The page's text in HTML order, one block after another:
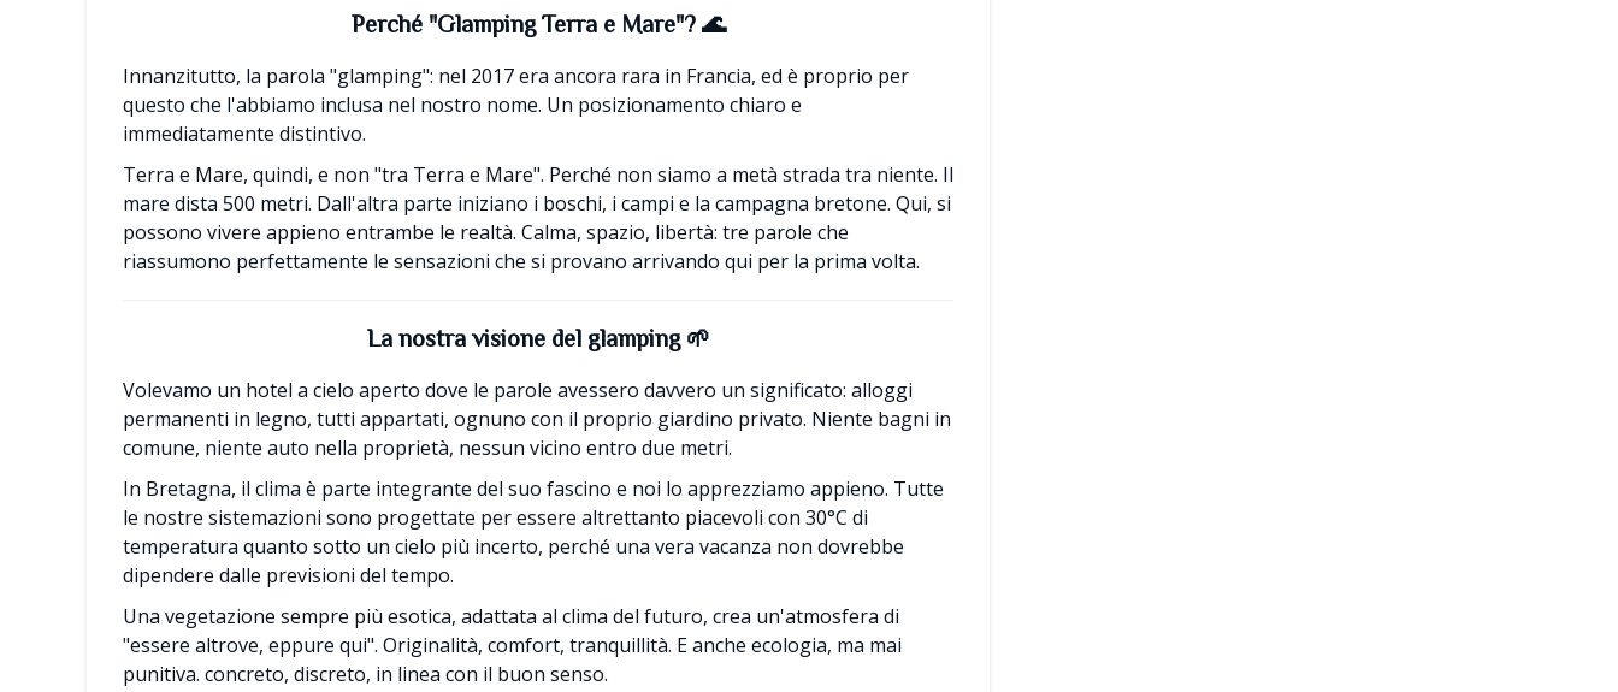
Perché "Glamping Terra e Mare"?🌊
Innanzitutto, la parola "glamping": nel 2017 era ancora rara in Francia, ed è proprio per
questo che l'abbiamo inclusa nel nostro nome. Un posizionamento chiaro e
immediatamente distintivo.
Terra e Mare, quindi, e non "tra Terra e Mare". Perché non siamo a metà strada tra niente. Il
mare dista 500 metri. Dall'altra parte iniziano i boschi, i campi e la campagna bretone. Qui, si
possono vivere appieno entrambe le realtà. Calma, spazio, libertà: tre parole che
riassumono perfettamente le sensazioni che si provano arrivando qui per la prima volta.
La nostra visione del glamping🌱
Volevamo un hotel a cielo aperto dove le parole avessero davvero un significato: alloggi
permanenti in legno, tutti appartati, ognuno con il proprio giardino privato. Niente bagni in
comune, niente auto nella proprietà, nessun vicino entro due metri.
In Bretagna, il clima è parte integrante del suo fascino e noi lo apprezziamo appieno. Tutte
le nostre sistemazioni sono progettate per essere altrettanto piacevoli con 30°C di
temperatura quanto sotto un cielo più incerto, perché una vera vacanza non dovrebbe
dipendere dalle previsioni del tempo.
Una vegetazione sempre più esotica, adattata al clima del futuro, crea un'atmosfera di
"essere altrove, eppure qui". Originalità, comfort, tranquillità. E anche ecologia, ma mai
punitiva. concreto, discreto, in linea con il buon senso.